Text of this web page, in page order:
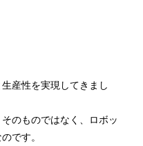
産性を実現してきまし
のものではなく、ロボッ
です。